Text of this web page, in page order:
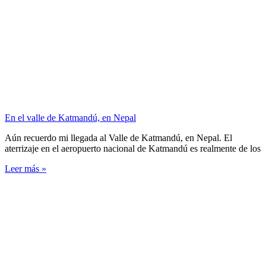
En el valle de Katmandú, en Nepal
Aún recuerdo mi llegada al Valle de Katmandú, en Nepal. El
aterrizaje en el aeropuerto nacional de Katmandú es realmente de los
Leer más »